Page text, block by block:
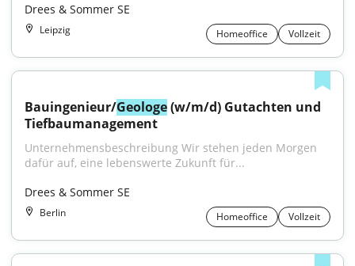
Drees & Sommer SE
Leipzig Homeoffice Vollzeit
Bauingenieur/Geologe (w/m/d) Gutachten und
Tiefbaumanagement
Unternehmensbeschreibung Wir stehen jeden Morgen
dafür auf, eine lebenswerte Zukunft für...
Drees & Sommer SE
Berlin Homeoffice Vollzeit